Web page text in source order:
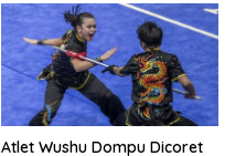
Atlet Wushu Dompu Dicoret